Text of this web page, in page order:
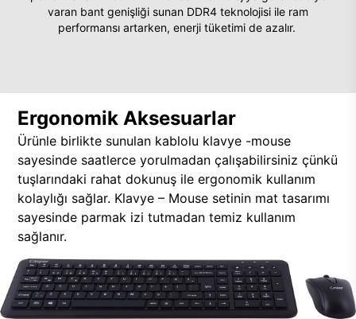
varan bant genişliği sunan DDR4 teknolojisi ile ram
performansı artarken, enerji tüketimi de azalır.
Ergonomik Aksesuarlar
Ürünle birlikte sunulan kablolu klavye -mouse
sayesinde saatlerce yorulmadan çalışabilirsiniz çünkü
tuşlarındaki rahat dokunuş ile ergonomik kullanım
kolaylığı sağlar. Klavye – Mouse setinin mat tasarımı
sayesinde parmak izi tutmadan temiz kullanım
sağlanır.